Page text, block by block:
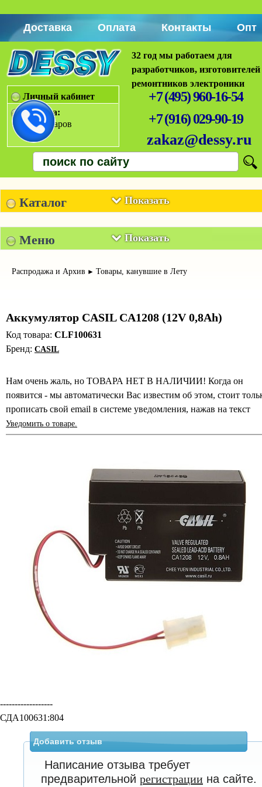
Доставка Оплата Контакты Опт
32 год мы работаем для
разработчиков,
ремонтников электроники
+7 (495) 960-16-54
+7 (916) 029-90-19
zakaz@dessy.ru
Личный кабинет
Корзина:
Нет товаров
Показать
Каталог
Показать
Меню
Распродажа и Архив ► Товары, канувшие в Лету
Аккумулятор CASIL CA1208 (12V 0,8Ah)
Код товара: CLF100631
Бренд: CASIL
Нам очень жаль, но ТОВАРА НЕТ В НАЛИЧИИ! Когда он
появится - мы автоматически Вас известим об этом, стоит
прописать свой email в системе уведомления, нажав на текст
Уведомить о товаре.
------------------
СДА100631:804
Добавить отзыв
Написание отзыва требует
предварительной регистрации на сайте.